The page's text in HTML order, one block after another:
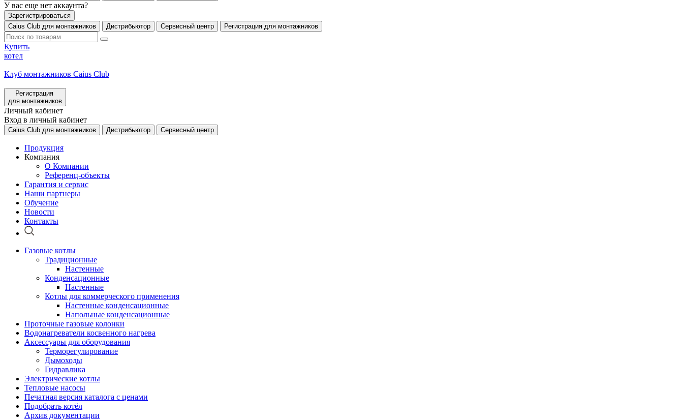
У вас еще нет аккаунта?
Зарегистрироваться
Caius Club для монтажников
Дистрибьютор Сервисный центр Регистрация для монтажников
Купить
котел
Клуб монтажников Caius Club
Регистрация
для монтажников
Личный кабинет
Вход в личный кабинет
Caius Club для монтажников Дистрибьютор Сервисный центр
Продукция
Компания
О Компании
Референц-объекты
Гарантия и сервис
Наши партнеры
Обучение
Новости
Контакты
Газовые котлы
Традиционные
Настенные
Конденсационные
Настенные
Котлы для коммерческого применения
Настенные конденсационные
Напольные конденсационные
Проточные газовые колонки
Водонагреватели косвенного нагрева
Аксессуары для оборудования
Терморегулирование
Дымоходы
Гидравлика
Электрические котлы
Тепловые насосы
Печатная версия каталога с ценами
Подобрать котёл
Архив документации